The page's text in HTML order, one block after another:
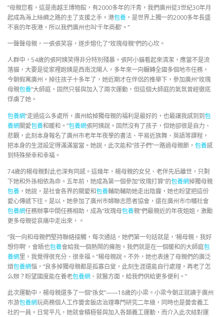
“母親您看，這是南越王博物館，有2000多年的汗青，我們廣州從3世紀30年月
起成為海上絲綢之路的主了支援之手。港包養 ，是世界上獨一的2000多年長盛
不衰的年夜港，所以我們廣州也叫‘千年商都’。”
一聲聲母親，一張張笑容，逐步熔化了“玫瑰母親”們的心坎。
人群中，54歲的張阿姨笑得非分特別殘暴。張阿小貓看起來清潔，應當不是流
落貓，大要是從家裡跑姨是西南沈陽人，多年來一向輾轉全國多個地市任務，
今朝假寓廣州。掉往孩子十多年了，她近期才在伴侶的推舉下，參加廣州“玫瑰
母親包養”大師庭，固然只餐與加入了兩次運動，但這個大師庭的氣氛曾經徹底
俘虜了她。
包養網“走過這么多處所，廣州給掉獨母親的福利是最好的，也最讓我感到到包
養網關愛包養和暖和。”包養網張阿姨說。固然沒有了孩子，但她卻很是自力、
悲觀，此刻本身報名了廣州市老年年夜學的書法、平易近族舞、英語等課程，
把本身的生涯設定得滿滿當當。她說，此次能和“孩子們”一路過母親節， 包養感
到特殊榮幸和幸福。
74歲的楊母親對此也深有同感。這幾年，楊母親的女兒、老伴先后離世，只剩
下她和外孫相依為命。五年前，她成為第一個參加“玫瑰打算”的包養網掉獨母親
包養 ，她說，是社會各界的關愛和包養輔助輔助她走出陰霾，她也盼望把這份
愛心傳遞下往。是以，她參加了廣州市婦聯志愿者協會，還在廣州市巾幗社會
包養網任務辦事中間任務相助，成為“玫瑰母包養親”們最親近的年夜姐姐，激勵
更多母親從哀痛中走出來，。
“我一向和母親們堅持聯絡接觸，每次通話，她們第一句話就是，‘楊母親，我好
想你啊’，會晤也包養會給我一個熱鬧的擁抱。我們就是在一個暖和的大師庭包
養網里，我覺得很充分、很幸福。”楊母親說。不外，她也表達了母親們的廣泛
煩包養網惱，“良多掉獨母親都是孤寡白叟，此刻生涯還能自行處理，再老了怎
么辦？盼望國度能在養老包養網 、就醫方面，給我們供給更多便利。”
此次運動中，楊母親還多了一個“孫女”——18歲的小梁。小梁今朝正就讀于廣州
市游包養網玩商務個人工作黌舍飯店治理專門研究二年級，同時也是黌舍義工
社的一員。日常平凡，她就會積極餐與加入各類義工運動，而介入此次結對運